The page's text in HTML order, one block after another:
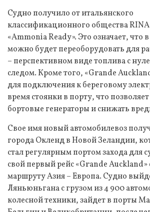
Судно получило от итальянского
классификационного общества
«Ammonia Ready». Это означает, что
можно будет переоборудовать для
– перспективном виде топлива с
следом. Кроме того, «Grande
для подключения к береговому
время стоянки в порту, что
бортовые генераторы и снижать
Свое имя новый автомобилевоз
города Окленд в Новой Зеландии,
стал регулярным портом захода для
свой первый рейс «Grande Auckland»
маршруту Азия – Европа. Судно
Ляньюньгана с грузом из 4 900
колесной техники, зайдет в порты